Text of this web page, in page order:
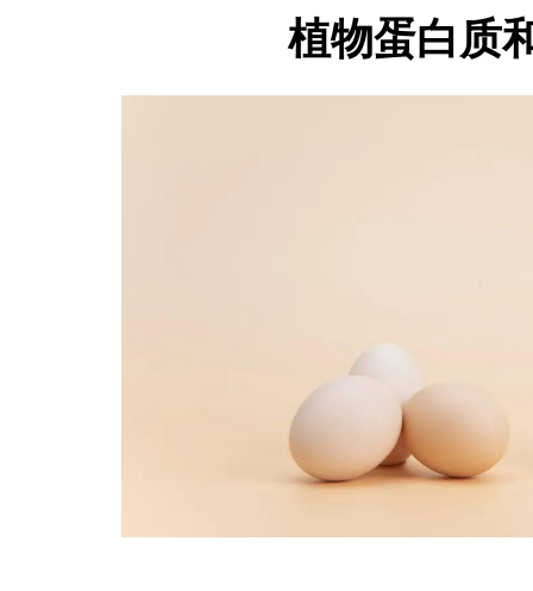
植物蛋白质